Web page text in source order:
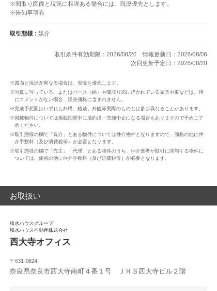
※間取り図面と現況に相違ある場合には、現況優先とします。
※告知事項有
取引態様 媒介
取引条件有効期限：2026/08/20
情報更新日：2026/08/06
次回更新予定日：2026/08/20
※図面と現況が異なる場合は、現況を優先します。
※写真に写っている、またはパース（絵）や間取り図に描かれている家具や車などは、特
にコメントがない場合、販売価格に含まれません。
※完成予想図はいずれも外構、植栽、外観等実際のものとは多少異なることがあります。
※掲載物件については掲載期間中に成約済・売却中止になる場合もありますので予めご了
承ください。
※取引態様の欄で「媒介」とある物件については仲介物件となりますので、価格の他に仲
介手数料（及び消費税等）が必要となります。
※取引態様の欄で「売主」「代理」とある物件のうち、仲介業者が取引に関与する物件に
ついては、価格の他に仲介手数料（及び消費税等）が必要となります。
お取扱い
積水ハウスグループ
積水ハウス不動産株式会社
西大寺オフィス
〒631-0824
奈良県奈良市西大寺南町４番１号 ＪＨＳ西大寺ビル２階